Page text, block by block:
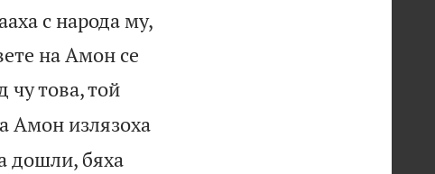
с народа му,
на Амон се
чу това, той
Амон излязоха
дошли, бяха